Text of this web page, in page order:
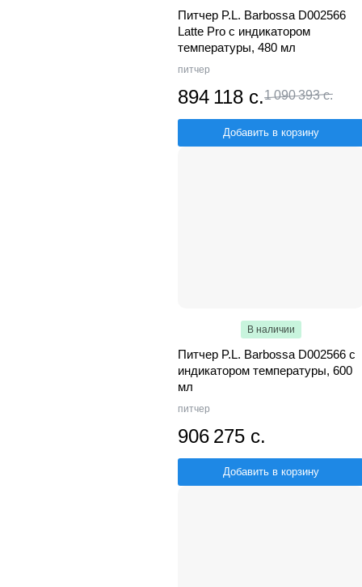
Питчер P.L. Barbossa D002566
Latte Pro с индикатором
температуры, 480 мл
питчер
894 118 с.1 090 393 с.
Добавить в корзину
В наличии
Питчер P.L. Barbossa D002566 с
индикатором температуры, 600
мл
питчер
906 275 с.
Добавить в корзину